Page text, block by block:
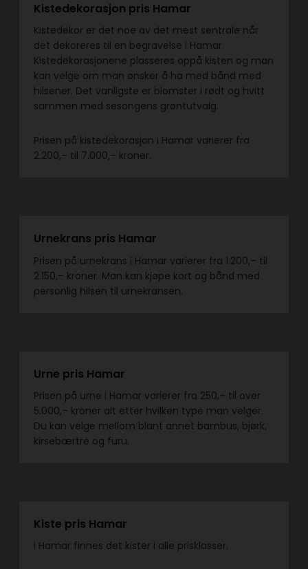
Kistedekorasjon pris Hamar
Kistedekor er det noe av det mest sentrale når
det dekoreres til en begravelse i Hamar.
Kistedekorasjonene plasseres oppå kisten og man
kan velge om man ønsker å ha med bånd med
hilsener. Det vanligste er blomster i rødt og hvitt
sammen med sesongens grøntutvalg.
Prisen på kistedekorasjon i Hamar varierer fra
2.200,– til 7.000,– kroner.
Urnekrans pris Hamar
Prisen på urnekrans i Hamar varierer fra 1.200,– til
2.150,– kroner. Man kan kjøpe kort og bånd med
personlig hilsen til urnekransen.
Urne pris Hamar
Prisen på urne i Hamar varierer fra 250,– til over
5.000,– kroner alt etter hvilken type man velger.
Du kan velge mellom blant annet bambus, bjørk,
kirsebærtre og furu.
Kiste pris Hamar
i Hamar finnes det kister i alle prisklasser.